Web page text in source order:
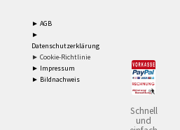
► AGB
►
Datenschutzerklärung
► Cookie-Richtlinie
► Impressum
► Bildnachweis
Schnell
und